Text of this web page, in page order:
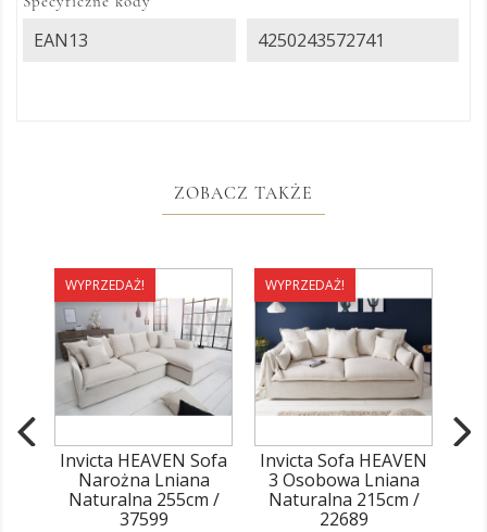
EAN13 4250243572741
ZOBACZ TAKŻE
WYPRZEDAŻ!
Invicta HEAVEN Sofa
Narożna Lniana
Naturalna 255cm /
37599
WYPRZEDAŻ!
Invicta Sofa HEAVEN
3 Osobowa Lniana
Naturalna 215cm /
22689